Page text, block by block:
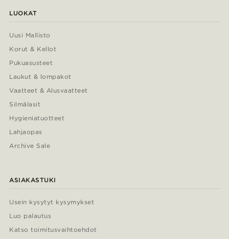
LUOKAT
Uusi Mallisto
Korut & Kellot
Pukuasusteet
Laukut & lompakot
Vaatteet & Alusvaatteet
Silmälasit
Hygieniatuotteet
Lahjaopas
Archive Sale
ASIAKASTUKI
Usein kysytyt kysymykset
Luo palautus
Katso toimitusvaihtoehdot